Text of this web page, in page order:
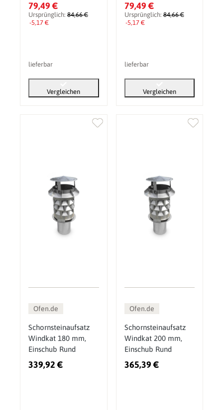
79,49 €
Ursprünglich: 84,66 €
-5,17 €
lieferbar
Vergleichen
79,49 €
Ursprünglich:84,66 €
-5,17 €
lieferbar
Vergleichen
Ofen.de
Schornsteinaufsatz
Windkat 180 mm,
Einschub Rund
339,92 €
Ofen.de
Schornsteinaufsatz
Windkat 200 mm,
Einschub Rund
365,39 €